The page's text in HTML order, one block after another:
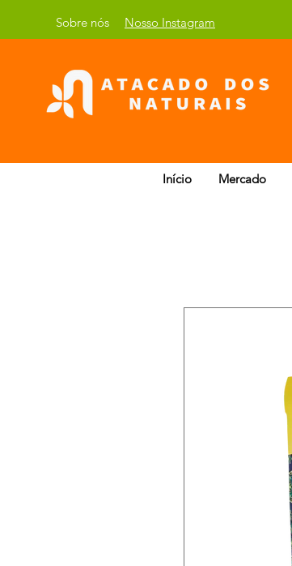
Sobre nós Nosso Instagram
Início Mercado